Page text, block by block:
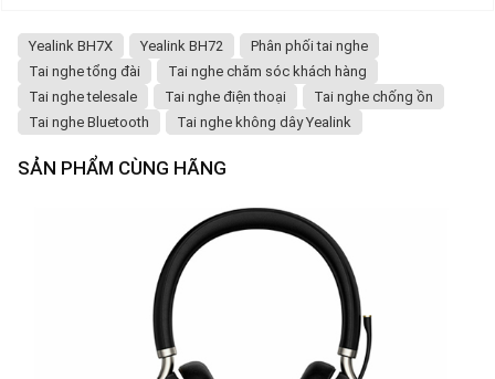
Yealink BH7X Yealink BH72
Phân phối tai nghe
Tai nghe tổng đài
Tai nghe chăm sóc khách hàng
Tai nghe telesale
Tai nghe điện thoại
Tai nghe chống ồn
Tai nghe Bluetooth
Tai nghe không dây Yealink
SẢN PHẨM CÙNG HÃNG